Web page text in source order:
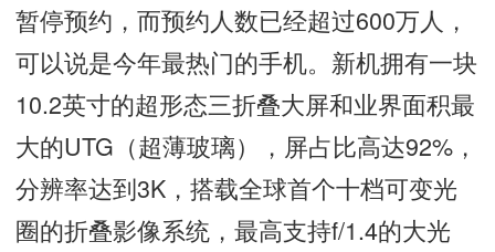
暂停预约，而预约人数已经超过600万人，
可以说是今年最热门的手机。新机拥有一块
10.2英寸的超形态三折叠大屏和业界面积最
大的UTG（超薄玻璃），屏占比高达92%，
分辨率达到3K，搭载全球首个十档可变光
圈的折叠影像系统，最高支持f/1.4的大光